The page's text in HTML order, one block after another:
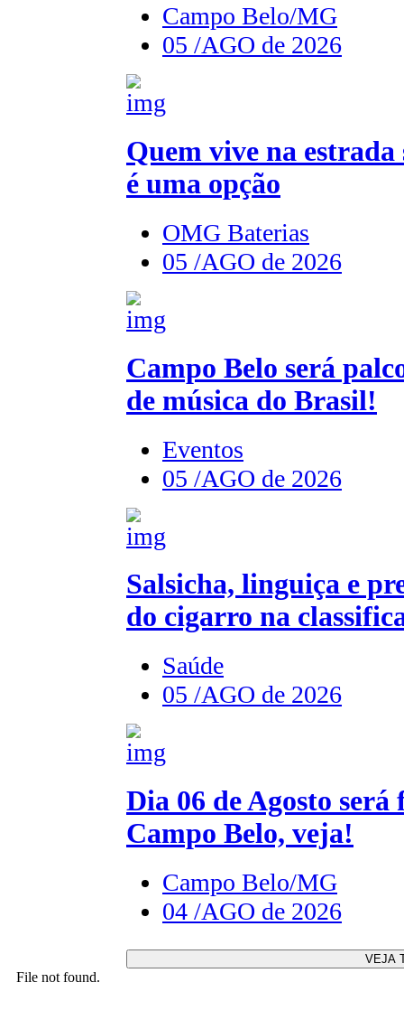
Campo Belo/MG
05 /AGO de 2026
Quem vive na
é uma opção
OMG Baterias
05 /AGO de 2026
Campo Belo será
de música do Brasil!
Eventos
05 /AGO de 2026
Salsicha, linguiça e
do cigarro na
Saúde
05 /AGO de 2026
Dia 06 de Agosto
Campo Belo, veja!
Campo Belo/MG
04 /AGO de 2026
VEJA